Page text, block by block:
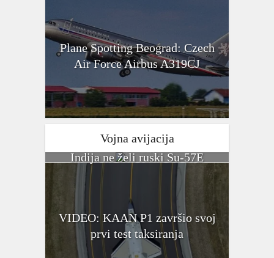
Plane Spotting Beograd: Czech
Air Force Airbus A319CJ
Vojna avijacija
Indija ne želi ruski Su-57E
VIDEO: KAAN P1 završio svoj
prvi test taksiranja